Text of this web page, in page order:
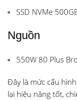
SSD NVMe
Nguồn
550W 80 Plus
Đây là mức cấu
lại hiệu năng tốt,